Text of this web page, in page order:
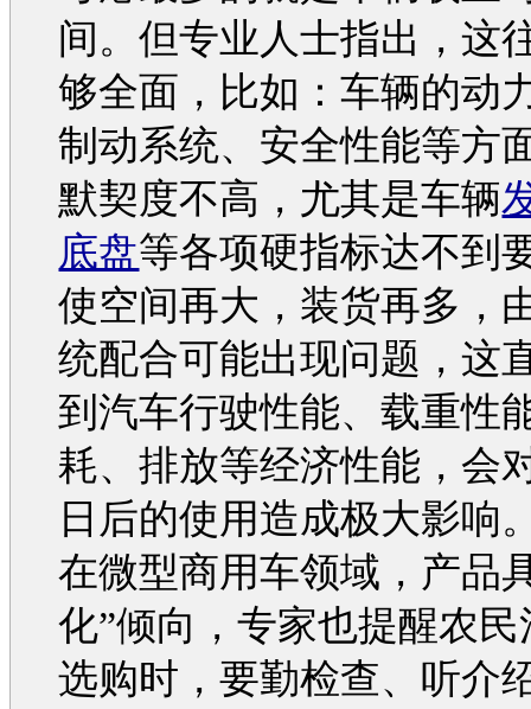
间。但专业人士指出，这
够全面，比如：车辆的动
制动系统、安全性能等方
默契度不高，尤其是车辆
底盘等各项硬指标达不到
使空间再大，装货再多，
统配合可能出现问题，这
到汽车行驶性能、载重性
耗、排放等经济性能，会
日后的使用造成极大影响
在微型商用车领域，产品
化”倾向，专家也提醒农
选购时，要勤检查、听介